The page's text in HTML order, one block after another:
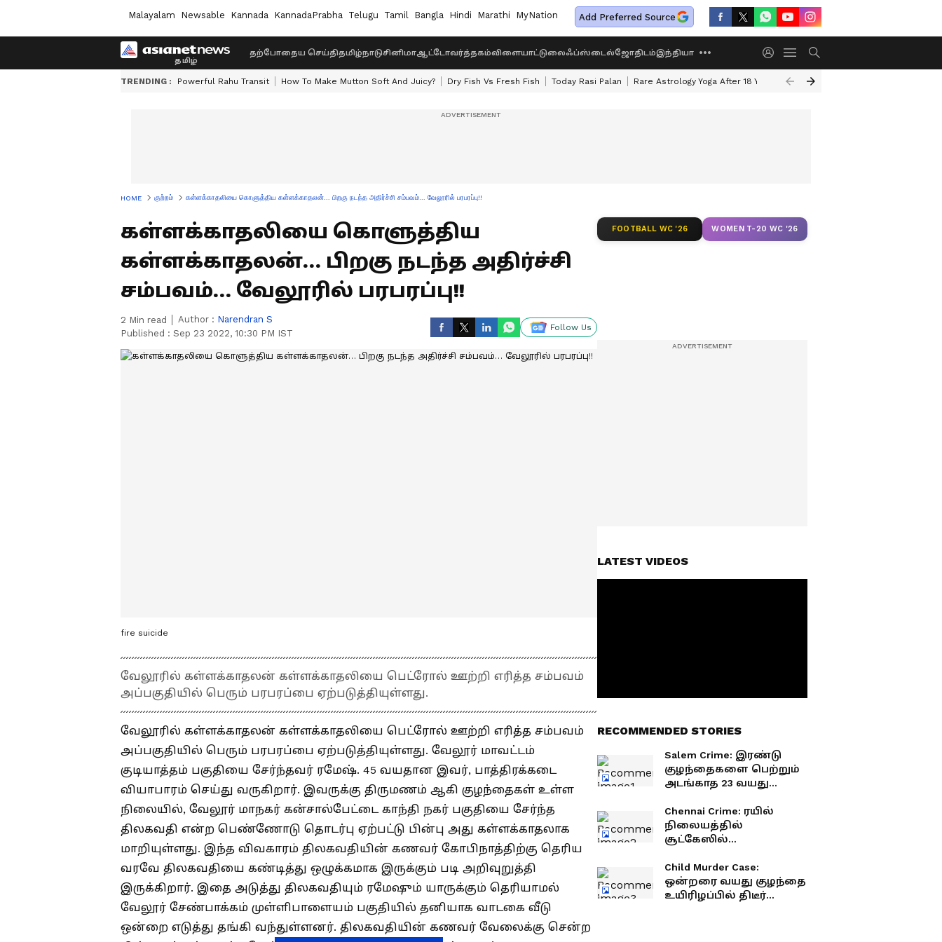
Malayalam Newsable Kannada KannadaPrabha Telugu Tamil Bangla Hindi Marathi MyNation Add Preferred Source
தற்போதைய செய்திதமிழ்நாடுசினிமாஆட்டோவர்த்தகம்விளையாட்டுலைஃப்ஸ்டைல்ஜோதிடம்இந்தியா
TRENDING : Powerful Rahu Transit How To Make Mutton Soft And Juicy? Dry Fish Vs Fresh Fish Today Rasi Palan Rare Astrology Yoga After 18 Years Dwi Pushkar Yoga 2026
HOME குற்றம் கள்ளக்காதலியை கொளுத்திய கள்ளக்காதலன்… பிறகு நடந்த அதிர்ச்சி சம்பவம்… வேலூரில் பரபரப்பு!!
கள்ளக்காதலியை கொளுத்திய
கள்ளக்காதலன்… பிறகு நடந்த அதிர்ச்சி
சம்பவம்… வேலூரில் பரபரப்பு!!
2 Min read Author : Narendran S
Published : Sep 23 2022, 10:30 PM IST
Follow Us
fire suicide
வேலூரில் கள்ளக்காதலன் கள்ளக்காதலியை பெட்ரோல் ஊற்றி எரித்த சம்பவம்
அப்பகுதியில் பெரும் பரபரப்பை ஏற்படுத்தியுள்ளது.
வேலூரில் கள்ளக்காதலன் கள்ளக்காதலியை பெட்ரோல் ஊற்றி எரித்த சம்பவம்
அப்பகுதியில் பெரும் பரபரப்பை ஏற்படுத்தியுள்ளது. வேலூர் மாவட்டம்
குடியாத்தம் பகுதியை சேர்ந்தவர் ரமேஷ். 45 வயதான இவர், பாத்திரக்கடை
வியாபாரம் செய்து வருகிறார். இவருக்கு திருமணம் ஆகி குழந்தைகள் உள்ள
நிலையில், வேலூர் மாநகர் கன்சால்பேட்டை காந்தி நகர் பகுதியை சேர்ந்த
திலகவதி என்ற பெண்ணோடு தொடர்பு ஏற்பட்டு பின்பு அது கள்ளக்காதலாக
மாறியுள்ளது. இந்த விவகாரம் திலகவதியின் கணவர் கோபிநாத்திற்கு தெரிய
வரவே திலகவதியை கண்டித்து ஒழுக்கமாக இருக்கும் படி அறிவுறுத்தி
இருக்கிறார். இதை அடுத்து திலகவதியும் ரமேஷும் யாருக்கும் தெரியாமல்
வேலூர் சேண்பாக்கம் முள்ளிபாளையம் பகுதியில் தனியாக வாடகை வீடு
ஒன்றை எடுத்து தங்கி வந்துள்ளனர். திலகவதியின் கணவர் வேலைக்கு சென்ற
FOOTBALL WC '26 WOMEN T-20 WC '26
LATEST VIDEOS
RECOMMENDED STORIES
Salem Crime: இரண்டு
குழந்தைகளை பெற்றும்
அடங்காத 23 வயது
நடந்தது என்ன?
Chennai Crime: ரயில்
நிலையத்தில்
சூட்கேஸில்
கணவனை துண்டு
துண்டாக வெட்டி
கொன்றது ஏன்? சிக்கிய
Child Murder Case:
ஒன்றரை வயது குழந்தை
உயிரிழப்பில் திடீர்